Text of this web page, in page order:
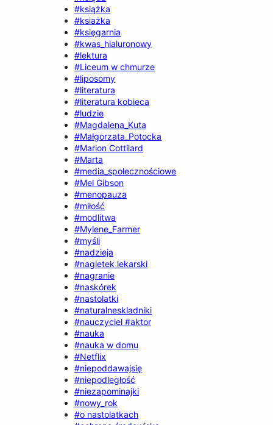
#książka
#ksiażka
#księgarnia
#kwas_hialuronowy
#lektura
#Liceum w chmurze
#liposomy
#literatura
#literatura kobieca
#ludzie
#Magdalena_Kuta
#Małgorzata_Potocka
#Marion Cottilard
#Marta
#media_społecznościowe
#Mel Gibson
#menopauza
#miłość
#modlitwa
#Mylene_Farmer
#myśli
#nadzieja
#nagietek lekarski
#nagranie
#naskórek
#nastolatki
#naturalneskladniki
#nauczyciel #aktor
#nauka
#nauka w domu
#Netflix
#niepoddawajsię
#niepodległość
#niezapominajki
#nowy_rok
#o nastolatkach